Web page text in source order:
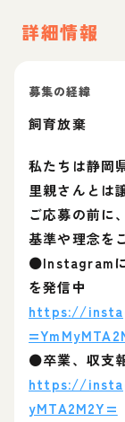
詳細情報
募集の経緯
飼育放棄
私たちは静岡
里親さんとは
ご応募の前に
基準や理念を
⚫Instagram
を発信中
https://
⚫卒業、収支
https://
yMTA2M2Y=